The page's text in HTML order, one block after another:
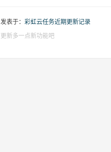
发表于： 彩虹云任务近期更新记录
更新多一点新功能吧